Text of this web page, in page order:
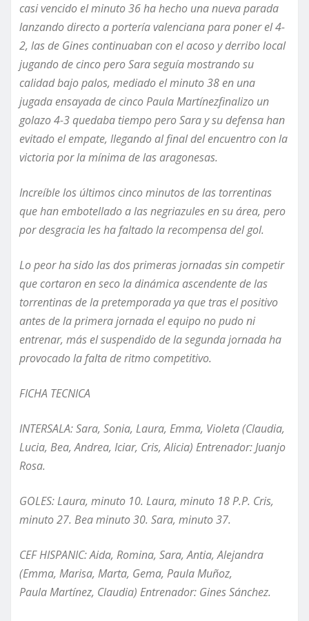
casi vencido el minuto 36ha hecho una nueva parada
lanzando directo a portería valenciana para poner el 4-
2, las de Gines continuaban con el acoso y derribo local
jugando de cinco pero Sara seguía mostrando su
calidad bajo palos, mediado el minuto 38 en una
jugadaensayadade cinco PaulaMartínezfinalizo un
golazo 4-3 quedaba tiempo pero Sara y su defensa han
evitado el empate, llegando al final del encuentro con la
victoria por la mínima de las aragonesas.
Increíblelos últimos cinco minutos de las torrentinas
que han embotellado a las negriazulesen su área, pero
por desgracia les ha faltado la recompensa del gol.
Lo peor ha sido las dos primeras jornadas sin competir
que cortaron en seco la dinámica ascendente de las
torrentinas de la pretemporada ya que tras el positivo
antes de la primera jornada el equipo no pudo ni
entrenar, másel suspendido de la segunda jornada ha
provocado la falta de ritmo competitivo.
FICHA TECNICA
INTERSALA: Sara, Sonia, Laura, Emma, Violeta (Claudia,
Lucia, Bea, Andrea, Iciar, Cris, Alicia) Entrenador: Juanjo
Rosa.
GOLES: Laura, minuto 10. Laura, minuto 18 P.P. Cris,
minuto 27. Bea minuto 30. Sara, minuto 37.
CEF HISPANIC: Aida, Romina, Sara, Antia, Alejandra
(Emma, Marisa, Marta, Gema, Paula Muñoz,
PaulaMartínez, Claudia) Entrenador: GinesSánchez.